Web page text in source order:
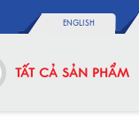
ENGLISH
TẤT CẢ SẢN PHẨM